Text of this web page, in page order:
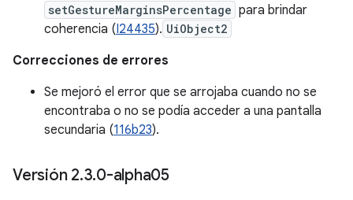
setGestureMarginsPercentage para brindar
coherencia (I24435). UiObject2
Correcciones de errores
Se mejoró el error que se arrojaba cuando no se
encontraba o no se podía acceder a una pantalla
secundaria (116b23).
Versión 2.3.0-alpha05